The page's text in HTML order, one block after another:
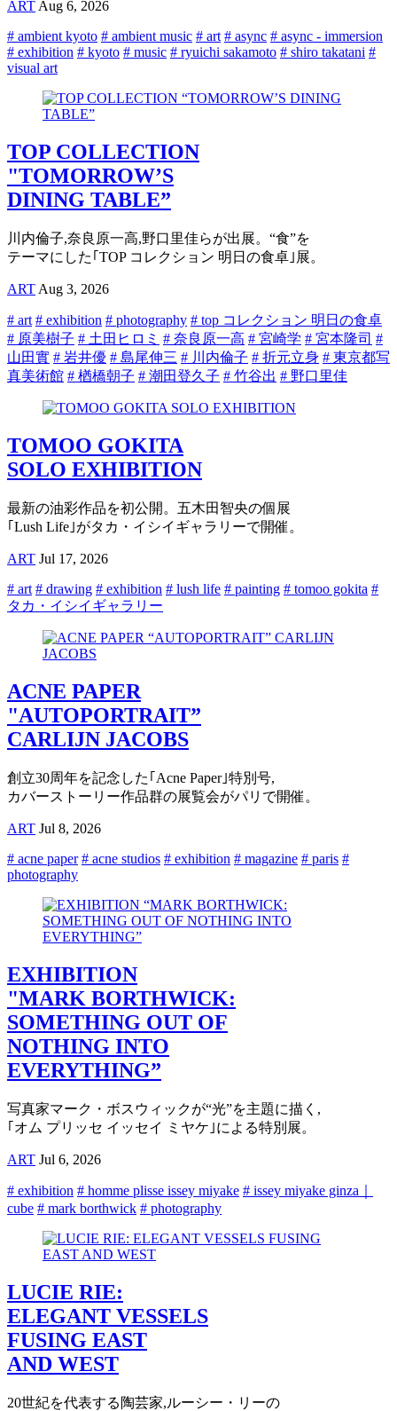
ARTAug 6, 2026
# ambient kyoto # ambient music # art # async # async - immersion
# exhibition # kyoto # music # ryuichi sakamoto # shiro takatani #
visual art
TOP COLLECTION
"TOMORROW’S
DINING TABLE”
川内倫子,奈良原一高,野口里佳らが出展。“食”を
テーマにした｢TOP コレクション 明日の食卓｣展。
ART Aug 3, 2026
# art # exhibition # photography # top コレクション 明日の食卓
# 原美樹子 # 土田ヒロミ # 奈良原一高 # 宮崎学 # 宮本隆司 #
山田實 # 岩井優 # 島尾伸三 # 川内倫子 # 折元立身 # 東京都写
真美術館 # 楢橋朝子 # 潮田登久子 # 竹谷出 # 野口里佳
TOMOO GOKITA
SOLO EXHIBITION
最新の油彩作品を初公開。五木田智央の個展
｢Lush Life｣がタカ・イシイギャラリーで開催。
ART Jul 17, 2026
# art # drawing # exhibition # lush life # painting # tomoo gokita #
タカ・イシイギャラリー
ACNE PAPER
"AUTOPORTRAIT”
CARLIJN JACOBS
創立30周年を記念した｢Acne Paper｣特別号,
カバーストーリー作品群の展覧会がパリで開催。
ART Jul 8, 2026
# acne paper # acne studios # exhibition # magazine # paris #
photography
EXHIBITION
"MARK BORTHWICK:
SOMETHING OUT OF
NOTHING INTO
EVERYTHING”
写真家マーク・ボスウィックが“光”を主題に描く,
｢オム プリッセ イッセイ ミヤケ｣による特別展。
ART Jul 6, 2026
# exhibition # homme plisse issey miyake # issey miyake ginza｜
cube # mark borthwick # photography
LUCIE RIE:
ELEGANT VESSELS
FUSING EAST
AND WEST
20世紀を代表する陶芸家,ルーシー・リーの